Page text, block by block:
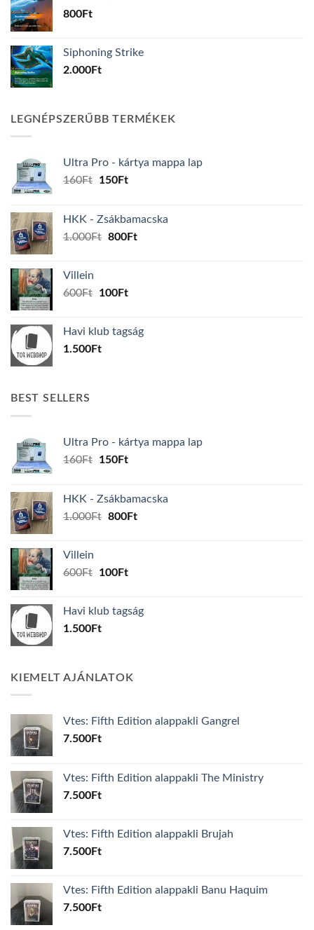
800Ft
Siphoning Strike
2.000Ft
LEGNÉPSZERŰBB TERMÉKEK
Ultra Pro - kártya mappa lap
160Ft
Original
160Ft.
150FtCurrent
150Ft.
HKK - Zsákbamacska
1.000Ft Original
800FtCurrent
Villein
600Ft
Original
600Ft.
100FtCurrent
100Ft.
Havi klub tagság
1.500Ft
BEST SELLERS
Ultra Pro - kártya mappa lap
160Ft
Original
160Ft.
150FtCurrent
150Ft.
HKK - Zsákbamacska
1.000Ft Original
800FtCurrent
Villein
600Ft
Original
600Ft.
100FtCurrent
100Ft.
Havi klub tagság
1.500Ft
KIEMELT AJÁNLATOK
Vtes: Fifth Edition alappakli Gangrel
7.500Ft
Vtes: Fifth Edition alappakli The Ministry
7.500Ft
Vtes: Fifth Edition alappakli Brujah
7.500Ft
Vtes: Fifth Edition alappakli Banu Haquim
7.500Ft